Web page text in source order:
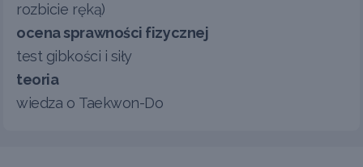
rozbicie ręką)
ocena sprawności fizycznej
test gibkości i siły
teoria
wiedza o Taekwon-Do